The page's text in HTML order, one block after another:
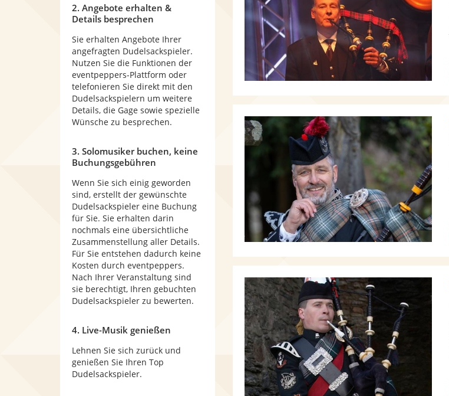
2. Angebote erhalten &
Details besprechen
Sie erhalten Angebote Ihrer
angefragten Dudelsackspieler.
Nutzen Sie die Funktionen der
eventpeppers-Plattform oder
telefonieren Sie direkt mit den
Dudelsackspielern um weitere
Details, die Gage sowie spezielle
Wünsche zu besprechen.
3. Solomusiker buchen, keine
Buchungsgebühren
Wenn Sie sich einig geworden
sind, erstellt der gewünschte
Dudelsackspieler eine Buchung
für Sie. Sie erhalten darin
nochmals eine übersichtliche
Zusammenstellung aller Details.
Für Sie entstehen dadurch keine
Kosten durch eventpeppers.
Nach Ihrer Veranstaltung sind
sie berechtigt, Ihren gebuchten
Dudelsackspieler zu bewerten.
4. Live-Musik genießen
Lehnen Sie sich zurück und
genießen Sie Ihren Top
Dudelsackspieler.